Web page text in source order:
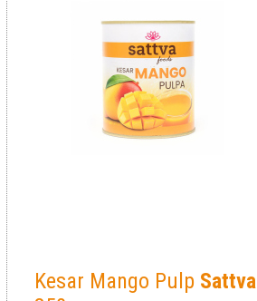
Kesar Mango Pulp Sattva